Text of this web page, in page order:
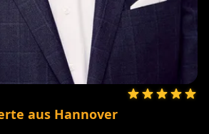
aus Hannover